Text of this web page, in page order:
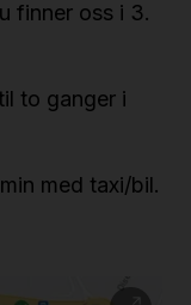
finner oss i 3.
to ganger i
med taxi/bil.